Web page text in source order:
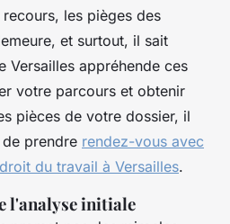
les pièges des
et surtout, il sait
Versailles appréhende ces
votre parcours et obtenir
pièces de votre dossier, il
prendre rendez-vous avec
du travail à Versailles.
l'analyse initiale